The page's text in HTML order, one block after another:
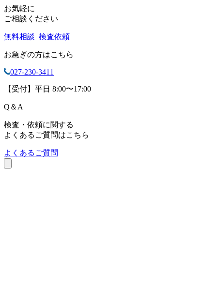
お気軽に
ご相談ください
無料相談 検査依頼
お急ぎの方はこちら
027-230-3411
【受付】平日 8:00〜17:00
Q ＆ A
検査・依頼に関する
よくあるご質問はこちら
よくあるご質問